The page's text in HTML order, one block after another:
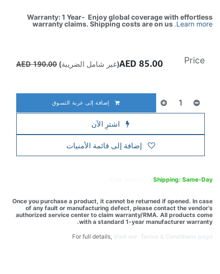
Warranty: 1 Year- Enjoy global coverage with effortless
warranty claims. Shipping costs are on us.Learn more
إضافة إلى عربة التسوق
اشترِ الآن
إضافة إلى قائمة الأمنيات
Price
85.00 (غير شامل الضريبة) 190.00
AED
Shipping: Same-Day
Once you purchase a product, it cannot be returned if opened. In case
of any fault or manufacturing defect, please contact the vendor’s
authorized service center to claim warranty/RMA. All products come
with a standard 1-year manufacturer warranty.
For full details,